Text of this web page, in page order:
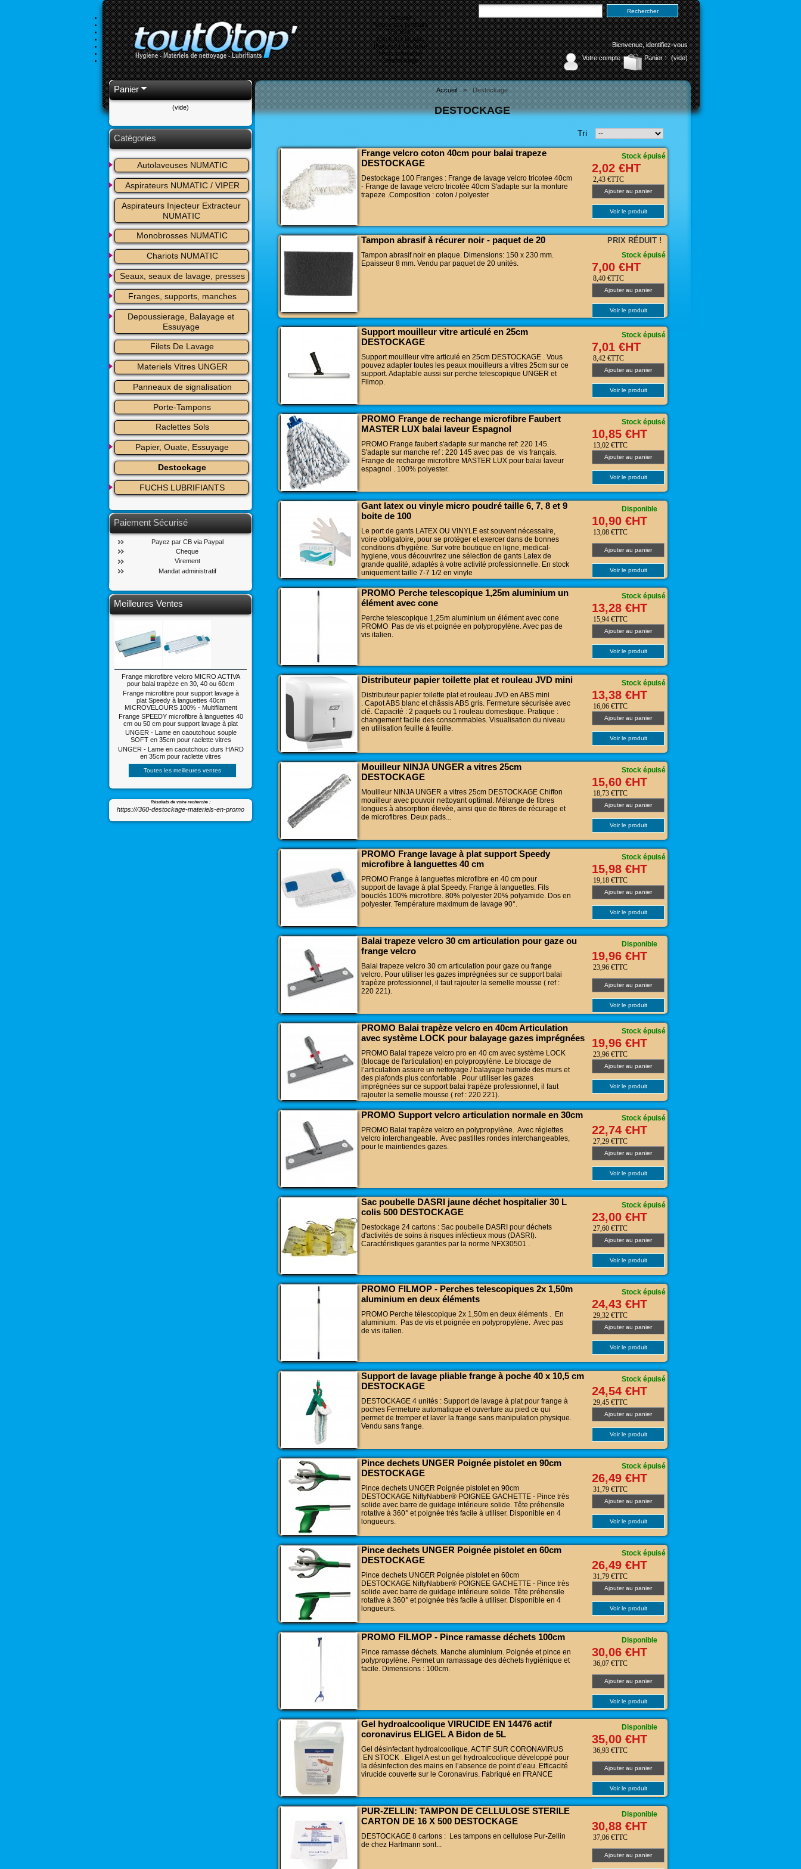
Bienvenue,identifiez-vous
Panier :
(vide)
Votre compte
Accueil
Nouveaux produits
Livraison
Mentions légales
Paiement sécurisé
Nous contacter
Destockage
Panier
(vide)
Catégories
Autolaveuses NUMATIC
Aspirateurs NUMATIC / VIPER
Aspirateurs Injecteur Extracteur
NUMATIC
Monobrosses NUMATIC
Chariots NUMATIC
Seaux, seaux de lavage, presses
Franges, supports, manches
Depoussierage, Balayage et
Essuyage
Filets De Lavage
Materiels Vitres UNGER
Panneaux de signalisation
Porte-Tampons
Raclettes Sols
Papier, Ouate, Essuyage
Destockage
FUCHS LUBRIFIANTS
Paiement Sécurisé
Payez par CB via Paypal
Cheque
Virement
Mandat administratif
Meilleures Ventes
Frange microfibre velcro MICRO ACTIVA
pour balai trapèze en 30, 40 ou 60cm
Frange microfibre pour support lavage à
plat Speedy à languettes 40cm
MICROVELOURS 100% - Multifilament
Frange SPEEDY microfibre à languettes 40
cm ou 50 cm pour support lavage à plat
UNGER - Lame en caoutchouc souple
SOFT en 35cm pour raclette vitres
UNGER - Lame en caoutchouc durs HARD
en 35cm pour raclette vitres
Toutes les meilleures ventes
Résultats de votre recherche :
https:///360-destockage-materiels-en-promo
Accueil > Destockage
DESTOCKAGE
Tri
Frange velcro coton 40cm pour balai trapeze
DESTOCKAGE
Destockage 100 Franges : Frange de lavage velcro tricotee 40cm
- Frange de lavage velcro tricotée 40cm S'adapte sur la monture
trapeze .Composition : coton / polyester
Stock épuisé
2,02 €HT
2,43 €TTC
Ajouter au panier
Voir le produit
Tampon abrasif à récurer noir - paquet de 20
Tampon abrasif noir en plaque. Dimensions: 150 x 230 mm.
Epaisseur 8 mm. Vendu par paquet de 20 unités.
PRIX RÉDUIT !
Stock épuisé
7,00 €HT
8,40 €TTC
Ajouter au panier
Voir le produit
Support mouilleur vitre articulé en 25cm
DESTOCKAGE
Support mouilleur vitre articulé en 25cm DESTOCKAGE . Vous
pouvez adapter toutes les peaux mouilleurs a vitres 25cm sur ce
support. Adaptable aussi sur perche telescopique UNGER et
Filmop.
Stock épuisé
7,01 €HT
8,42 €TTC
Ajouter au panier
Voir le produit
PROMO Frange de rechange microfibre Faubert
MASTER LUX balai laveur Espagnol
PROMO Frange faubert s'adapte sur manche ref: 220 145.
S'adapte sur manche ref : 220 145 avec pas de vis français.
Frange de recharge microfibre MASTER LUX pour balai laveur
espagnol . 100% polyester.
Stock épuisé
10,85 €HT
13,02 €TTC
Ajouter au panier
Voir le produit
Gant latex ou vinyle micro poudré taille 6, 7, 8 et 9
boite de 100
Le port de gants LATEX OU VINYLE est souvent nécessaire,
voire obligatoire, pour se protéger et exercer dans de bonnes
conditions d'hygiène. Sur votre boutique en ligne, medical-
hygiene, vous découvrirez une sélection de gants Latex de
grande qualité, adaptés à votre activité professionnelle. En stock
uniquement taille 7-7 1/2 en vinyle
Disponible
10,90 €HT
13,08 €TTC
Ajouter au panier
Voir le produit
PROMO Perche telescopique 1,25m aluminium un
élément avec cone
Perche telescopique 1,25m aluminium un élément avec cone
PROMO Pas de vis et poignée en polypropylène. Avec pas de
vis italien.
Stock épuisé
13,28 €HT
15,94 €TTC
Ajouter au panier
Voir le produit
Distributeur papier toilette plat et rouleau JVD mini
Distributeur papier toilette plat et rouleau JVD en ABS mini
. Capot ABS blanc et châssis ABS gris. Fermeture sécurisée avec
clé. Capacité : 2 paquets ou 1 rouleau domestique. Pratique :
changement facile des consommables. Visualisation du niveau
en utilisation feuille à feuille.
Stock épuisé
13,38 €HT
16,06 €TTC
Ajouter au panier
Voir le produit
Mouilleur NINJA UNGER a vitres 25cm
DESTOCKAGE
Mouilleur NINJA UNGER a vitres 25cm DESTOCKAGE Chiffon
mouilleur avec pouvoir nettoyant optimal. Mélange de fibres
longues à absorption élevée, ainsi que de fibres de récurage et
de microfibres. Deux pads...
Stock épuisé
15,60 €HT
18,73 €TTC
Ajouter au panier
Voir le produit
PROMO Frange lavage à plat support Speedy
microfibre à languettes 40 cm
PROMO Frange à languettes microfibre en 40 cm pour
support de lavage à plat Speedy. Frange à languettes. Fils
bouclés 100% microfibre. 80% polyester 20% polyamide. Dos en
polyester. Température maximum de lavage 90°.
Stock épuisé
15,98 €HT
19,18 €TTC
Ajouter au panier
Voir le produit
Balai trapeze velcro 30 cm articulation pour gaze ou
frange velcro
Balai trapeze velcro 30 cm articulation pour gaze ou frange
velcro. Pour utiliser les gazes imprégnées sur ce support balai
trapèze professionnel, il faut rajouter la semelle mousse ( ref :
220 221).
Disponible
19,96 €HT
23,96 €TTC
Ajouter au panier
Voir le produit
PROMO Balai trapèze velcro en 40cm Articulation
avec système LOCK pour balayage gazes imprégnées
PROMO Balai trapeze velcro pro en 40 cm avec système LOCK
(blocage de l'articulation) en polypropylène. Le blocage de
l’articulation assure un nettoyage / balayage humide des murs et
des plafonds plus confortable . Pour utiliser les gazes
imprégnées sur ce support balai trapèze professionnel, il faut
rajouter la semelle mousse ( ref : 220 221).
Stock épuisé
19,96 €HT
23,96 €TTC
Ajouter au panier
Voir le produit
PROMO Support velcro articulation normale en 30cm
PROMO Balai trapèze velcro en polypropylène. Avec réglettes
velcro interchangeable. Avec pastilles rondes interchangeables,
pour le maintiendes gazes.
Stock épuisé
22,74 €HT
27,29 €TTC
Ajouter au panier
Voir le produit
Sac poubelle DASRI jaune déchet hospitalier 30 L
colis 500 DESTOCKAGE
Destockage 24 cartons : Sac poubelle DASRI pour déchets
d'activités de soins à risques inféctieux mous (DASRI).
Caractéristiques garanties par la norme NFX30501 .
Stock épuisé
23,00 €HT
27,60 €TTC
Ajouter au panier
Voir le produit
PROMO FILMOP - Perches telescopiques 2x 1,50m
aluminium en deux éléments
PROMO Perche télescopique 2x 1,50m en deux éléments . En
aluminium. Pas de vis et poignée en polypropylène. Avec pas
de vis italien.
Stock épuisé
24,43 €HT
29,32 €TTC
Ajouter au panier
Voir le produit
Support de lavage pliable frange à poche 40 x 10,5 cm
DESTOCKAGE
DESTOCKAGE 4 unités : Support de lavage à plat pour frange à
poches Fermeture automatique et ouverture au pied ce qui
permet de tremper et laver la frange sans manipulation physique.
Vendu sans frange.
Stock épuisé
24,54 €HT
29,45 €TTC
Ajouter au panier
Voir le produit
Pince dechets UNGER Poignée pistolet en 90cm
DESTOCKAGE
Pince dechets UNGER Poignée pistolet en 90cm
DESTOCKAGE NiftyNabber® POIGNEE GACHETTE - Pince très
solide avec barre de guidage intérieure solide. Tête préhensile
rotative à 360° et poignée très facile à utiliser. Disponible en 4
longueurs.
Stock épuisé
26,49 €HT
31,79 €TTC
Ajouter au panier
Voir le produit
Pince dechets UNGER Poignée pistolet en 60cm
DESTOCKAGE
Pince dechets UNGER Poignée pistolet en 60cm
DESTOCKAGE NiftyNabber® POIGNEE GACHETTE - Pince très
solide avec barre de guidage intérieure solide. Tête préhensile
rotative à 360° et poignée très facile à utiliser. Disponible en 4
longueurs.
Stock épuisé
26,49 €HT
31,79 €TTC
Ajouter au panier
Voir le produit
PROMO FILMOP - Pince ramasse déchets 100cm
Pince ramasse déchets. Manche aluminium. Poignée et pince en
polypropylène. Permet un ramassage des déchets hygiénique et
facile. Dimensions : 100cm.
Disponible
30,06 €HT
36,07 €TTC
Ajouter au panier
Voir le produit
Gel hydroalcoolique VIRUCIDE EN 14476 actif
coronavirus ELIGEL A Bidon de 5L
Gel désinfectant hydroalcoolique. ACTIF SUR CORONAVIRUS
EN STOCK . Eligel A est un gel hydroalcoolique développé pour
la désinfection des mains en l’absence de point d’eau. Efficacité
virucide couverte sur le Coronavirus. Fabriqué en FRANCE
Disponible
35,00 €HT
36,93 €TTC
Ajouter au panier
Voir le produit
PUR-ZELLIN: TAMPON DE CELLULOSE STERILE
CARTON DE 16 X 500 DESTOCKAGE
DESTOCKAGE 8 cartons : Les tampons en cellulose Pur-Zellin
de chez Hartmann sont...
Disponible
30,88 €HT
37,06 €TTC
Ajouter au panier